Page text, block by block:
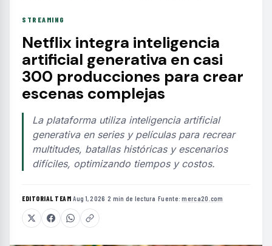
STREAMING
Netflix integra inteligencia
artificial generativa en casi
300 producciones para crear
escenas complejas
La plataforma utiliza inteligencia artificial
generativa en series y películas para recrear
multitudes, batallas históricas y escenarios
difíciles, optimizando tiempos y costos.
EDITORIAL TEAM·Aug 1, 2026 ·2 min de lectura ·Fuente:merca20.com